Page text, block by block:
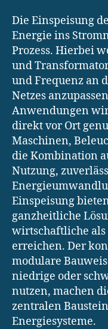
Die Einspeisung
Energie ins
Prozess. Hierbei
und
und Frequenz an
Netzes
Anwendungen
direkt vor Ort
Maschinen,
die Kombination
Nutzung,
Einspeisung
ganzheitliche
wirtschaftliche als
erreichen. Der
modulare
niedrige oder
nutzen, machen
zentralen
Energiesysteme.